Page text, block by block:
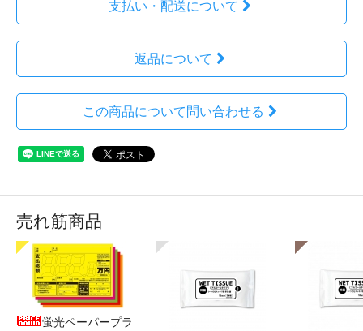
支払い・配送について
返品について
この商品について問い合わせる
売れ筋商品
蛍光ペーパープラ